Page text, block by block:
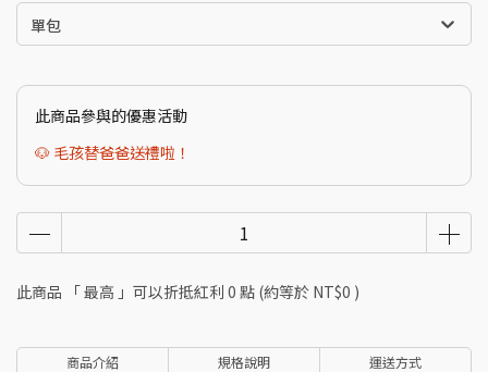
單包
此商品參與的優惠活動
🐶 毛孩替爸爸送禮啦！
此商品 「 最高 」可以折抵紅利 0 點 (約等於 NT$0 )
商品介紹 規格說明 運送方式